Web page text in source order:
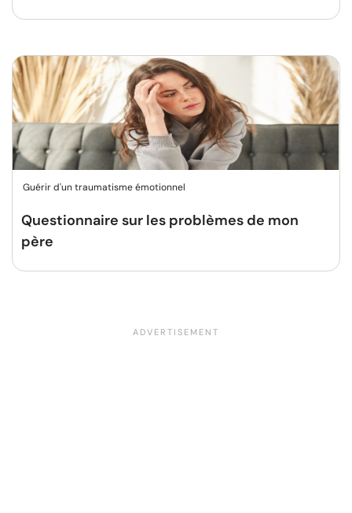
Guérir d'un traumatisme émotionnel
Questionnaire sur les problèmes de mon
père